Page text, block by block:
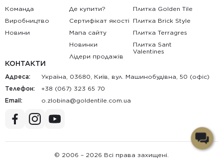
Команда
Виробництво
Новини
Де купити?
Сертифікат якості
Мапа сайту
Новинки
Лідери продажів
Плитка Golden Tile
Плитка Brick Style
Плитка Terragres
Плитка Sant
Valentines
КОНТАКТИ
Адреса:
Україна, 03680, Київ, вул. Машинобудівна, 50 (офіс)
Телефон:
+38 (067) 323 65 70
Email:
au.moc.elitnedlog@anibolz.o
© 2006 – 2026 Всі права захищені.